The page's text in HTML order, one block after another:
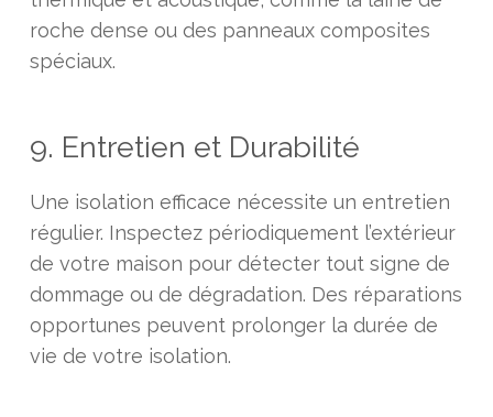
roche dense ou des panneaux composites
spéciaux.
9. Entretien et Durabilité
Une isolation efficace nécessite un entretien
régulier. Inspectez périodiquement l’extérieur
de votre maison pour détecter tout signe de
dommage ou de dégradation. Des réparations
opportunes peuvent prolonger la durée de
vie de votre isolation.